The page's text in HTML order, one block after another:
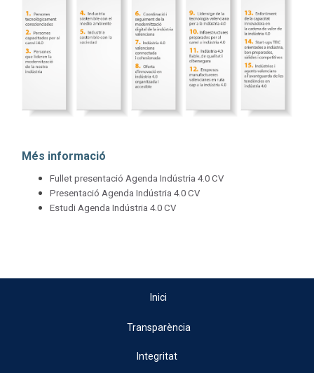
Més informació
Fullet presentació Agenda Indústria 4.0 CV
Presentació Agenda Indústria 4.0 CV
Estudi Agenda Indústria 4.0 CV
Inici
Transparència
Integritat